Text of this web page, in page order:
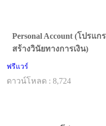
Personal Account (โปร
สร้างวินัยทางการเงิน)
ฟรีแวร์
ดาวน์โหลด : 8,724